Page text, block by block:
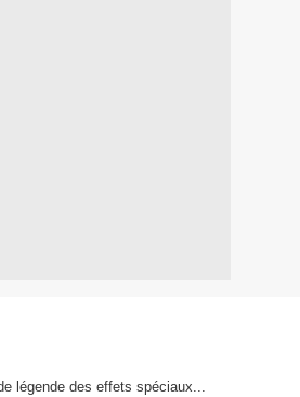
légende des effets spéciaux...